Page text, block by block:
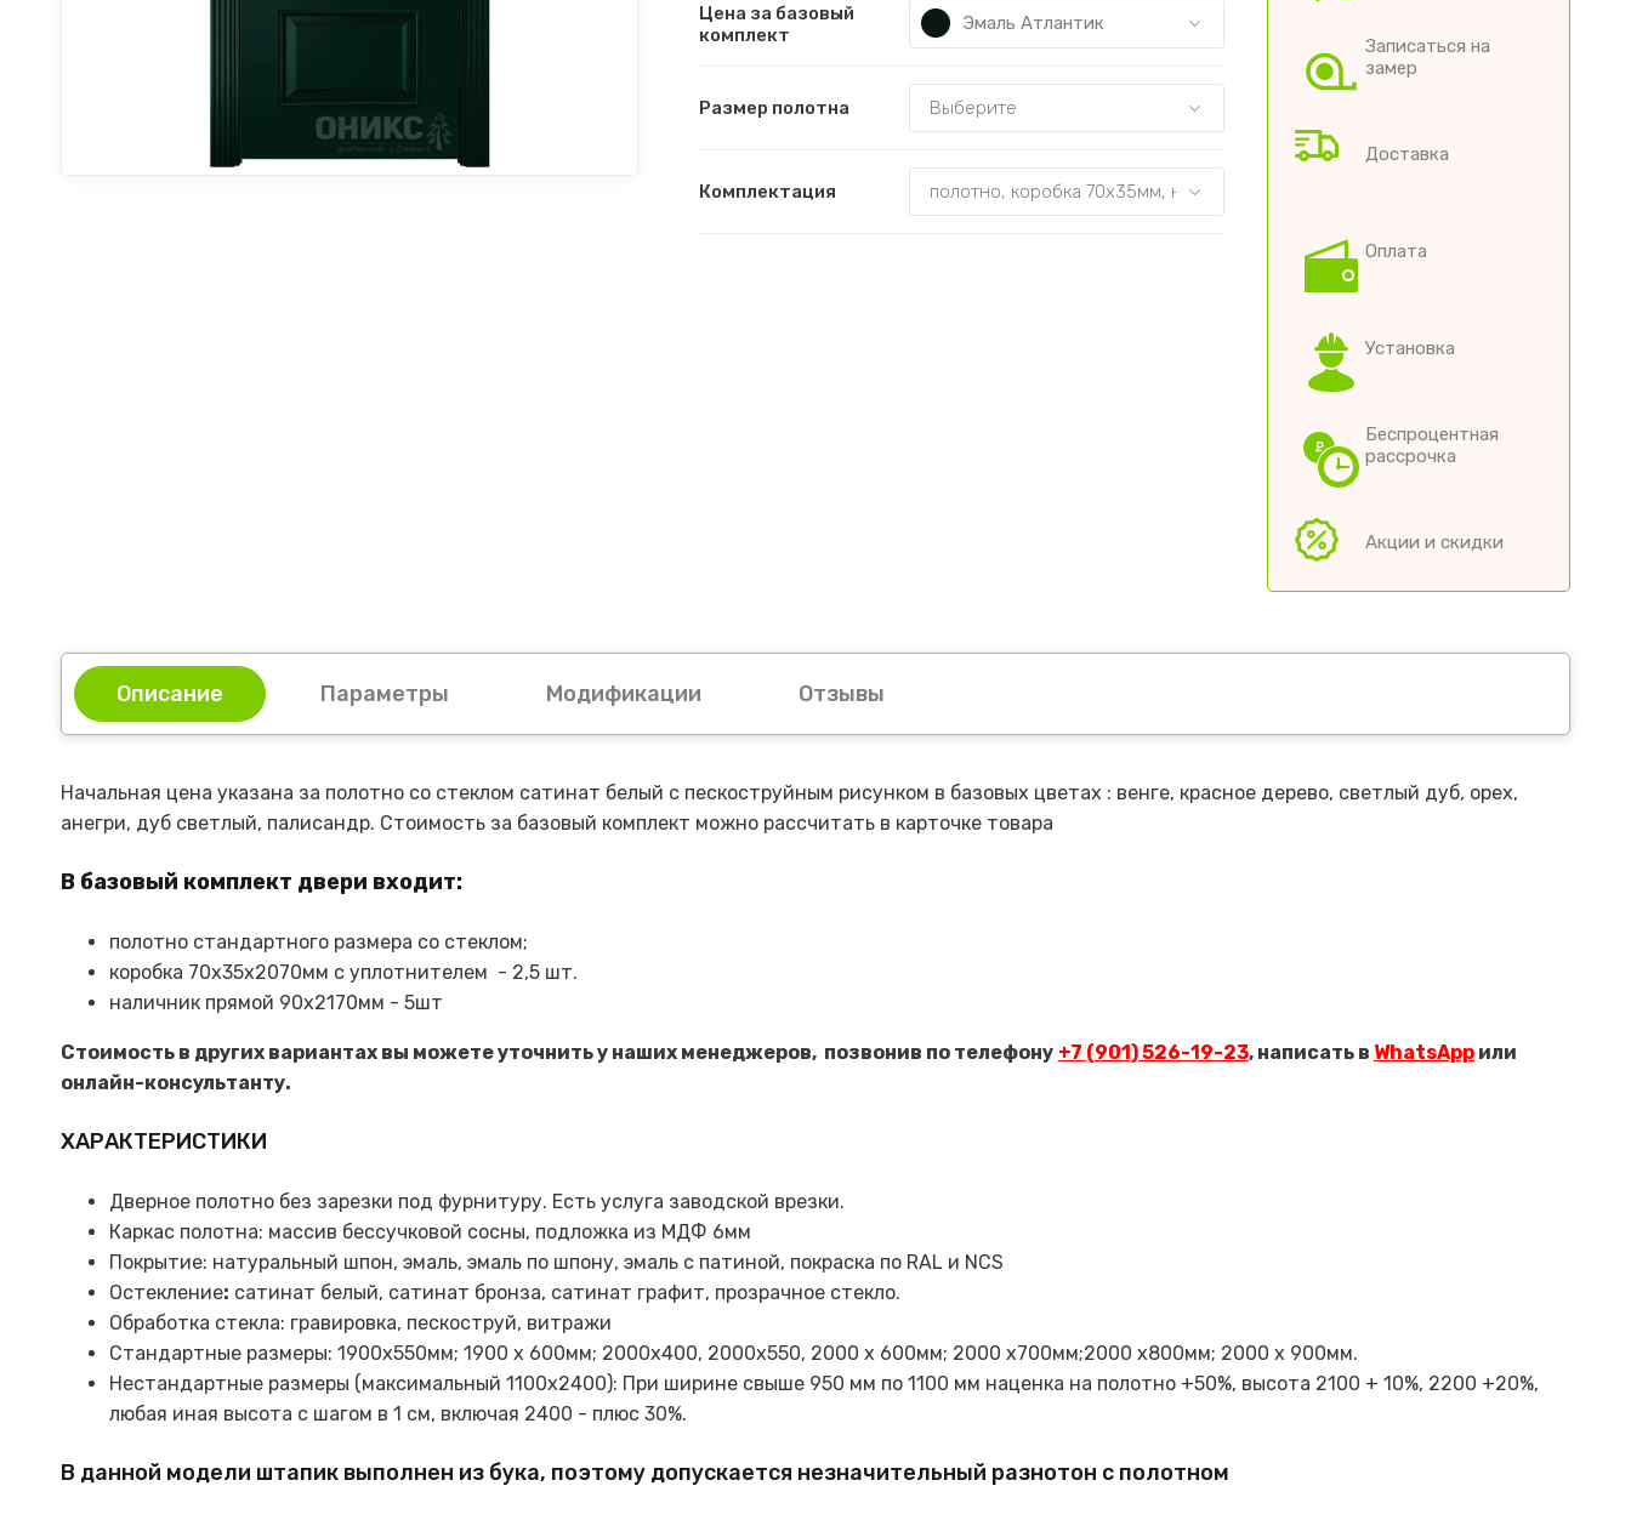
Цена за базовый
комплект
Эмаль Атлантик
Размер полотна
Комплектация
Записаться на
замер
Доставка
Оплата
Установка
Беспроцентная
рассрочка
Акции и скидки
Описание Параметры Модификации Отзывы
Начальная цена указана за полотно со стеклом сатинат белый с пескоструйным рисунком в базовых цветах : венге, красное дерево, светлый дуб, орех,
анегри, дуб светлый, палисандр. Стоимость за базовый комплект можно рассчитать в карточке товара
В базовый комплект двери входит:
полотно стандартного размера со стеклом;
коробка 70х35х2070мм с уплотнителем - 2,5 шт.
наличник прямой 90х2170мм - 5шт
Стоимость в других вариантах вы можете уточнить у наших менеджеров, позвонив по телефону +7 (901) 526-19-23, написать в WhatsApp или
онлайн-консультанту.
ХАРАКТЕРИСТИКИ
Дверное полотно без зарезки под фурнитуру. Есть услуга заводской врезки.
Каркас полотна: массив бессучковой сосны, подложка из МДФ 6мм
Покрытие: натуральный шпон, эмаль, эмаль по шпону, эмаль с патиной, покраска по RAL и NCS
Остекление: сатинат белый, сатинат бронза, сатинат графит, прозрачное стекло.
Обработка стекла: гравировка, пескоструй, витражи
Стандартные размеры: 1900х550мм; 1900 х 600мм; 2000х400, 2000х550, 2000 х 600мм; 2000 х700мм;2000 х800мм; 2000 х 900мм.
Нестандартные размеры (максимальный 1100х2400): При ширине свыше 950 мм по 1100 мм наценка на полотно +50%, высота 2100 + 10%, 2200 +20%,
любая иная высота с шагом в 1 см, включая 2400 - плюс 30%.
В данной модели штапик выполнен из бука, поэтому допускается незначительный разнотон с полотном